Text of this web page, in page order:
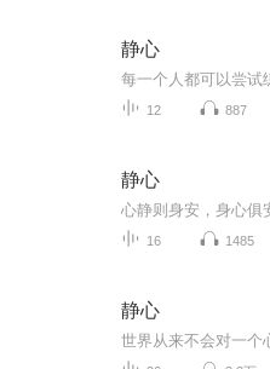
静心
12 887
静心
16 1485
静心